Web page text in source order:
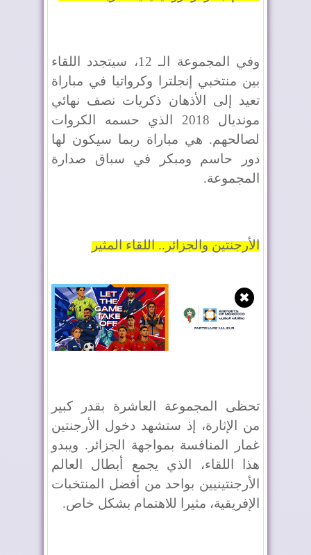
وفي المجموعة الـ 12، سيتجدد اللقاء
بين منتخبي إنجلترا وكرواتيا في مباراة
تعيد إلى الأذهان ذكريات نصف نهائي
مونديال 2018 الذي حسمه الكروات
لصالحهم. هي مباراة ربما سيكون لها
دور حاسم ومبكر في سباق صدارة
المجموعة.
الأرجنتين والجزائر.. اللقاء المثير
✖
تحظى المجموعة العاشرة بقدر كبير
من الإثارة، إذ ستشهد دخول الأرجنتين
غمار المنافسة بمواجهة الجزائر. ويبدو
هذا اللقاء، الذي يجمع أبطال العالم
الأرجنتينيين بواحد من أفضل المنتخبات
الإفريقية، مثيرا للاهتمام بشكل خاص.